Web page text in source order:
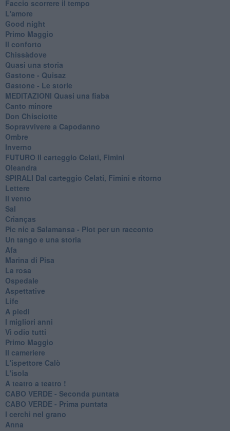
Faccio scorrere il tempo
L'amore
Good night
Primo Maggio
Il conforto
Chissàdove
Quasi una storia
Gastone - Quisaz
Gastone - Le storie
MEDITAZIONI Quasi una fiaba
Canto minore
Don Chisciotte
Sopravvivere a Capodanno
Ombre
Inverno
FUTURO Il carteggio Celati, Fimini
Oleandra
SPIRALI Dal carteggio Celati, Fimini e ritorno
Lettere
Il vento
Sal
Crianças
Pic nic a Salamansa - Plot per un racconto
Un tango e una storia
Afa
Marina di Pisa
La rosa
Ospedale
Aspettative
Life
A piedi
I migliori anni
Vi odio tutti
Primo Maggio
Il cameriere
L'ispettore Calò
L'isola
A teatro a teatro !
CABO VERDE - Seconda puntata
CABO VERDE - Prima puntata
I cerchi nel grano
Anna